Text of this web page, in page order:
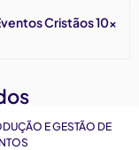
Cristãos 10x
E GESTÃO DE